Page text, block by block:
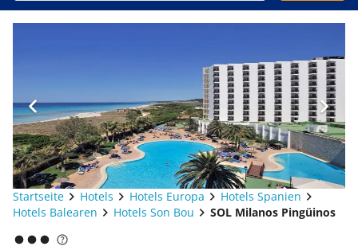
Startseite Hotels Hotels Europa
Hotels Spanien
Hotels Balearen
Hotels Son Bou SOL Milanos Pingüinos